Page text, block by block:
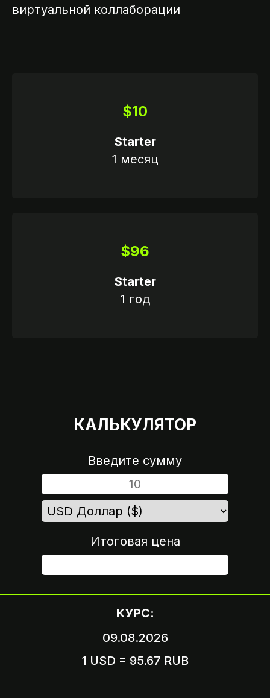
виртуальной коллаборации
$10
Starter
1 месяц
$96
Starter
1 год
КУРС:
09.08.2026
1 USD = 95.67 RUB
Введите сумму
Итоговая цена
КАЛЬКУЛЯТОР
ШАГ 4